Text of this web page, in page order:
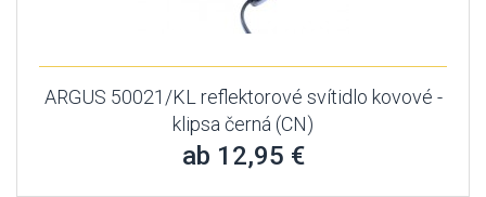
ARGUS 50021/KL reflektorové svítidlo kovové -
klipsa černá (CN)
ab 12,95 €